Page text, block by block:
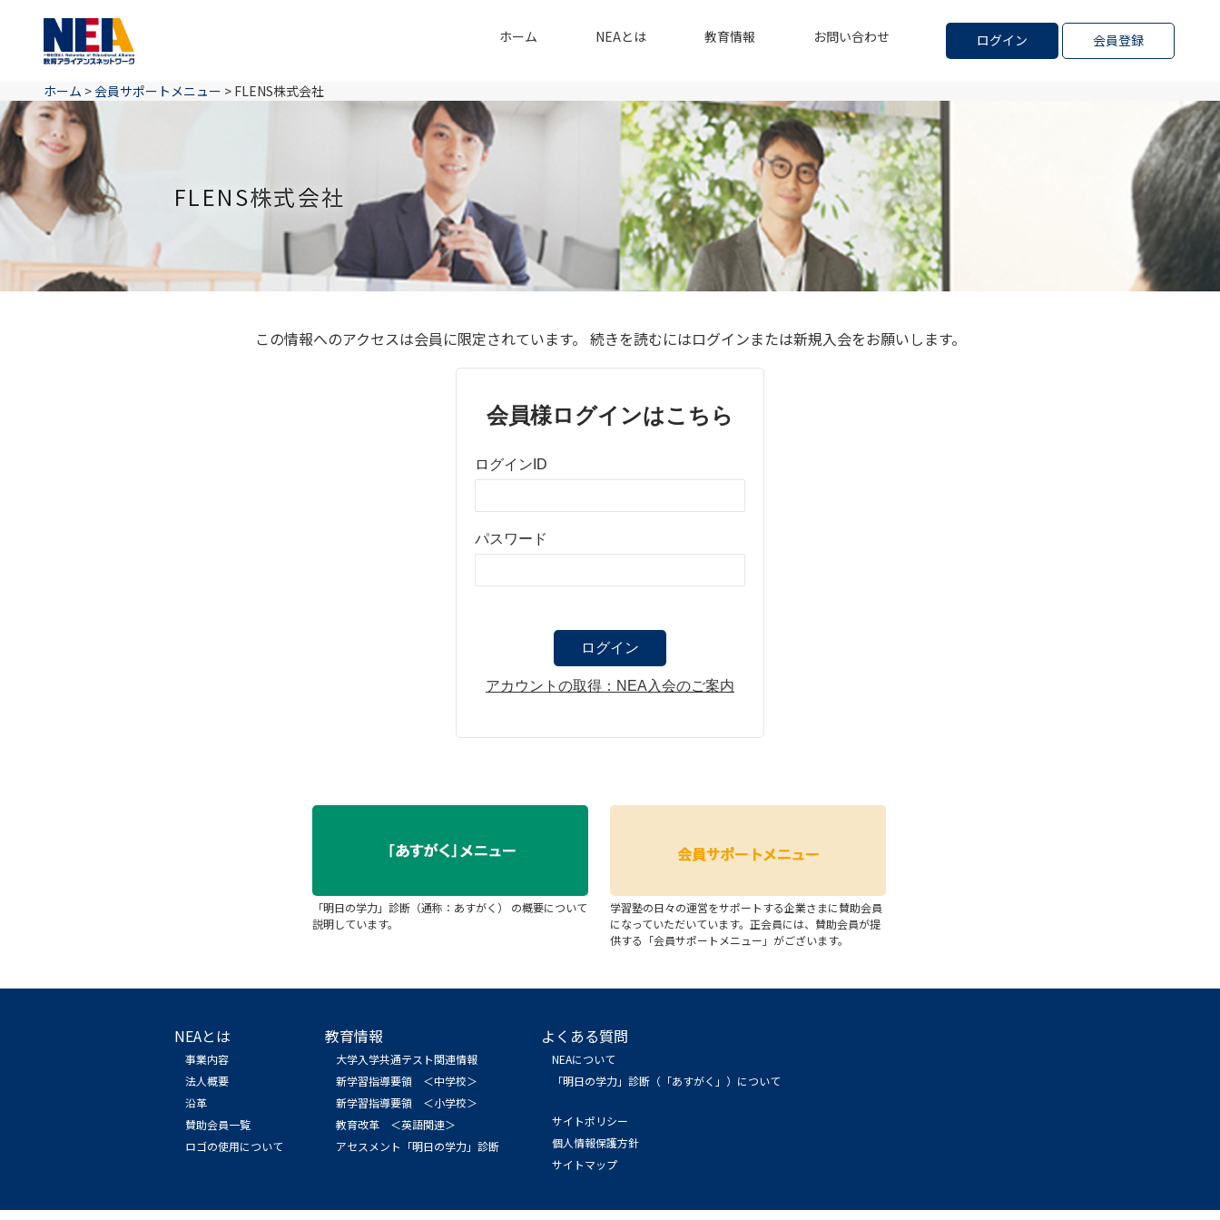
ログイン 会員登録
ホーム NEAとは 教育情報 お問い合わせ
ホーム >会員サポートメニュー > FLENS株式会社
FLENS株式会社
この情報へのアクセスは会員に限定されています。 続きを読むにはログインまたは新規入会をお願いします。
会員様ログインはこちら
ログインID
パスワード
アカウントの取得：NEA入会のご案内
「明日の学力」診断（通称：あすがく） の概要について
説明しています。
学習塾の日々の運営をサポートする企業さまに賛助会員
になっていただいています。正会員には、賛助会員が提
供する「会員サポートメニュー」がございます。
NEAとは
事業内容
法人概要
沿革
賛助会員一覧
ロゴの使用について
教育情報
大学入学共通テスト関連情報
新学習指導要領 ＜中学校＞
新学習指導要領 ＜小学校＞
教育改革 ＜英語関連＞
アセスメント「明日の学力」診断
よくある質問
NEAについて
「明日の学力」診断（「あすがく」）について
サイトポリシー
個人情報保護方針
サイトマップ